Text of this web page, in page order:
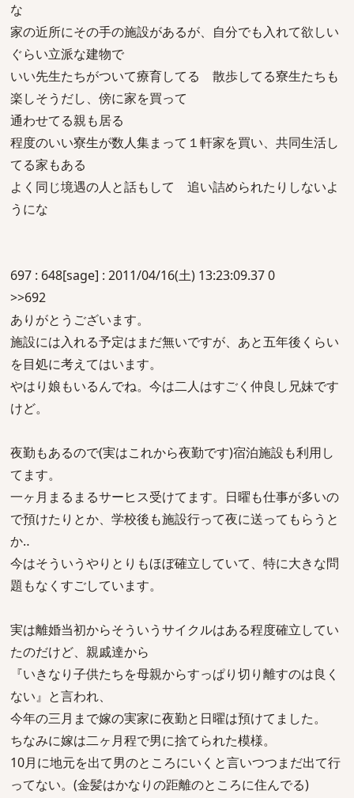
な
家の近所にその手の施設があるが、自分でも入れて欲しい
ぐらい立派な建物で
いい先生たちがついて療育してる 散歩してる寮生たちも
楽しそうだし、傍に家を買って
通わせてる親も居る
程度のいい寮生が数人集まって１軒家を買い、共同生活し
てる家もある
よく同じ境遇の人と話もして 追い詰められたりしないよ
うにな
697 : 648[sage] : 2011/04/16(土) 13:23:09.37 0
>>692
ありがとうございます。
施設には入れる予定はまだ無いですが、あと五年後くらい
を目処に考えてはいます。
やはり娘もいるんでね。今は二人はすごく仲良し兄妹です
けど。
夜勤もあるので(実はこれから夜勤です)宿泊施設も利用し
てます。
一ヶ月まるまるサーヒス受けてます。日曜も仕事が多いの
で預けたりとか、学校後も施設行って夜に送ってもらうと
か‥
今はそういうやりとりもほぼ確立していて、特に大きな問
題もなくすごしています。
実は離婚当初からそういうサイクルはある程度確立してい
たのだけど、親戚達から
『いきなり子供たちを母親からすっぱり切り離すのは良く
ない』と言われ、
今年の三月まで嫁の実家に夜勤と日曜は預けてました。
ちなみに嫁は二ヶ月程で男に捨てられた模様。
10月に地元を出て男のところにいくと言いつつまだ出て行
ってない。(金髪はかなりの距離のところに住んでる)